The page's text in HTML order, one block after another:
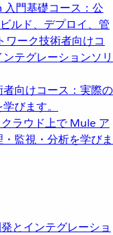
門基礎コース：公
ルド、デプロイ、管
ワーク技術者向けコ
テグレーションソリ
者向けコース：実際の
びます。
ラウド上で Mule ア
監視・分析を学びま
とインテグレーショ